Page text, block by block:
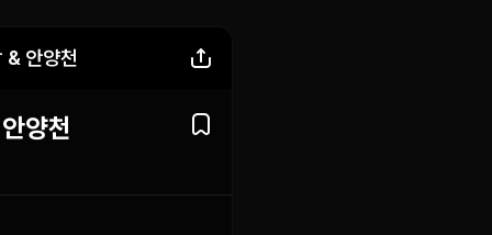
& 안양천
양천